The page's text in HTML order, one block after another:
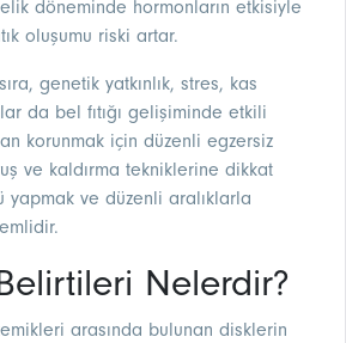
döneminde hormonların etkisiyle
oluşumu riski artar.
genetik yatkınlık, stres, kas
da bel fıtığı gelişiminde etkili
korunmak için düzenli egzersiz
ve kaldırma tekniklerine dikkat
yapmak ve düzenli aralıklarla
Belirtileri Nelerdir?
arasında bulunan disklerin